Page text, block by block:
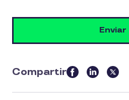
Compartir
this
article